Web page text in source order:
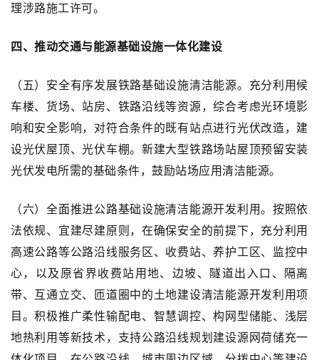
理涉路施工许可。
四、推动交通与能源基础设施一体化建设
（五）安全有序发展铁路基础设施清洁能源。充分利用候
车楼、货场、站房、铁路沿线等资源，综合考虑光环境影
响和安全影响，对符合条件的既有站点进行光伏改造，建
设光伏屋顶、光伏车棚。新建大型铁路场站屋顶预留安装
光伏发电所需的基础条件，鼓励站场应用清洁能源。
（六）全面推进公路基础设施清洁能源开发利用。按照依
法依规、宜建尽建原则，在确保安全的前提下，充分利用
高速公路等公路沿线服务区、收费站、养护工区、监控中
心，以及原省界收费站用地、边坡、隧道出入口、隔离
带、互通立交、匝道圈中的土地建设清洁能源开发利用项
目。积极推广柔性输配电、智慧调控、构网型储能、浅层
地热利用等新技术，支持公路沿线规划建设源网荷储充一